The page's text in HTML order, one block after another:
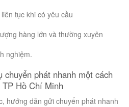
tục khi có yêu cầu
hàng lớn và thường xuyên
nghiệm.
phát nhanh một cách
Hồ Chí Minh
hướng dẫn gửi chuyển phát nhanh